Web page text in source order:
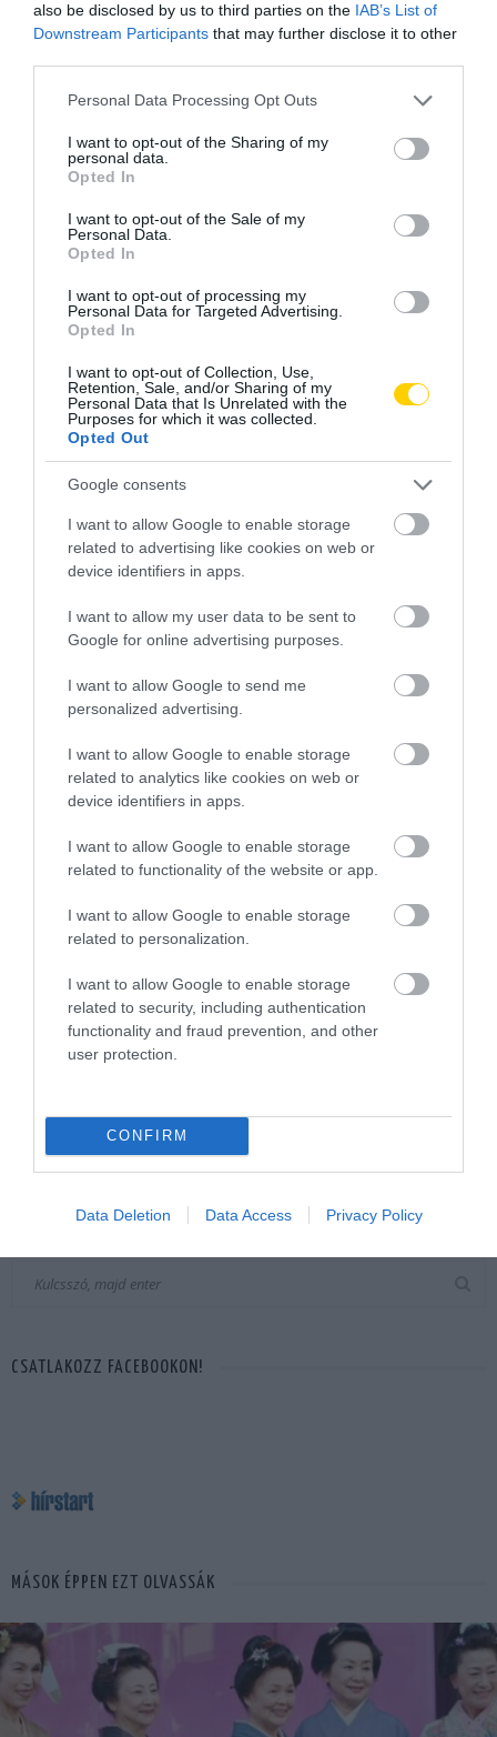
also be disclosed by us to third parties on the IAB’s List of
Downstream Participants that may further disclose it to other
Please note that this website/app uses one or more Google
not limited to your visit or usage behaviour. You may click to
grant or deny consent to Google and its third-party tags to
use your data for below specified purposes in below Google
consent section.
Personal Data Processing Opt Outs
I want to opt-out of the Sharing of my
personal data.
Opted In
I want to opt-out of the Sale of my
Personal Data.
Opted In
I want to opt-out of processing my
Personal Data for Targeted Advertising.
Opted In
I want to opt-out of Collection, Use,
Retention, Sale, and/or Sharing of my
Personal Data that Is Unrelated with the
Purposes for which it was collected.
Opted Out
Google consents
I want to allow Google to enable storage
related to advertising like cookies on web or
device identifiers in apps.
I want to allow my user data to be sent to
Google for online advertising purposes.
I want to allow Google to send me
personalized advertising.
I want to allow Google to enable storage
related to analytics like cookies on web or
device identifiers in apps.
I want to allow Google to enable storage
related to functionality of the website or app.
I want to allow Google to enable storage
related to personalization.
I want to allow Google to enable storage
related to security, including authentication
functionality and fraud prevention, and other
user protection.
CONFIRM
Data Deletion Data Access Privacy Policy
NÉPI NAPTÁR NYOMÁBAN
KERESÉS AZ OLDALON
CSATLAKOZZ FACEBOOKON!
MÁSOK ÉPPEN EZT OLVASSÁK